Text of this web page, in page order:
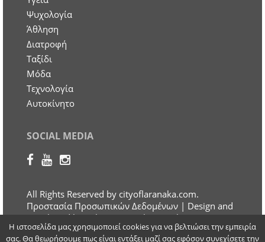
Ψυχολογία
Άθληση
Διατροφή
Ταξίδι
Μόδα
Τεχνολογία
Αυτοκίνητο
SOCIAL MEDIA
All Rights Reserved by cityoflaranaka.com.
Προστασία Προσωπικών Δεδομένων | Design and
Developed by Otherview Web & Marketing
Solutions
Η ιστοσελίδα μας χρησιμοποιεί cookies για να βελτιώσει την εμπειρία
σας. Θα θεωρήσουμε πως είναι εντάξει μαζί σας εφόσον συνεχίσετε την